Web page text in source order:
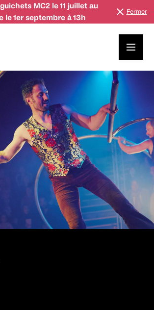
MC2 le 11 juillet au
le 1er septembre à 13h
Fermer